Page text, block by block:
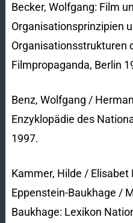
Becker, Wolfgang: Film
Organisationsprinzipien
Organisationsstrukturen
Filmpropaganda, Berlin
Benz, Wolfgang /
Enzyklopädie des
1997.
Kammer, Hilde /
Eppenstein-Baukhage /
Baukhage: Lexikon